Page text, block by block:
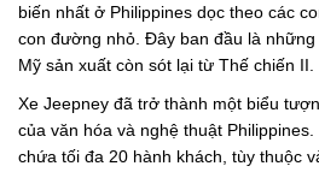
biến nhất ở Philippines dọc theo các
con đường nhỏ. Đây ban đầu là
Mỹ sản xuất còn sót lại từ Thế chiến II.
Xe Jeepney đã trở thành một biểu
của văn hóa và nghệ thuật
chứa tối đa 20 hành khách, tùy thuộc